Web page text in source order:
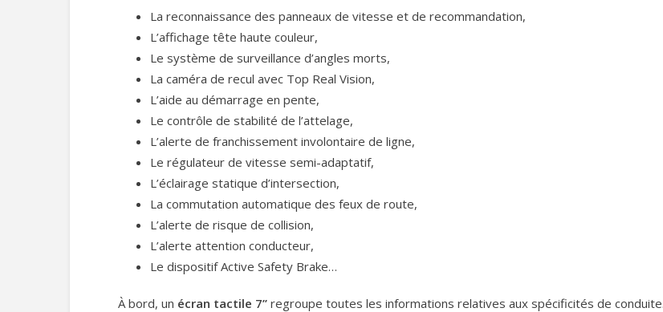
La reconnaissance des panneaux de vitesse et de recommandation,
L’affichage tête haute couleur,
Le système de surveillance d’angles morts,
La caméra de recul avec Top Real Vision,
L’aide au démarrage en pente,
Le contrôle de stabilité de l’attelage,
L’alerte de franchissement involontaire de ligne,
Le régulateur de vitesse semi-adaptatif,
L’éclairage statique d’intersection,
La commutation automatique des feux de route,
L’alerte de risque de collision,
L’alerte attention conducteur,
Le dispositif Active Safety Brake…
À bord, un écran tactile 7’’ regroupe toutes les informations relatives aux spécificités de